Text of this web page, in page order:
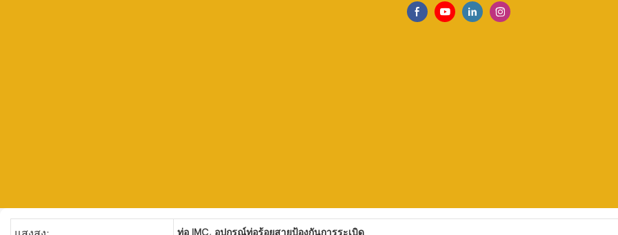
ท่อ IMC, อุปกรณ์ท่อร้อยสายป้องกันการระเบิด